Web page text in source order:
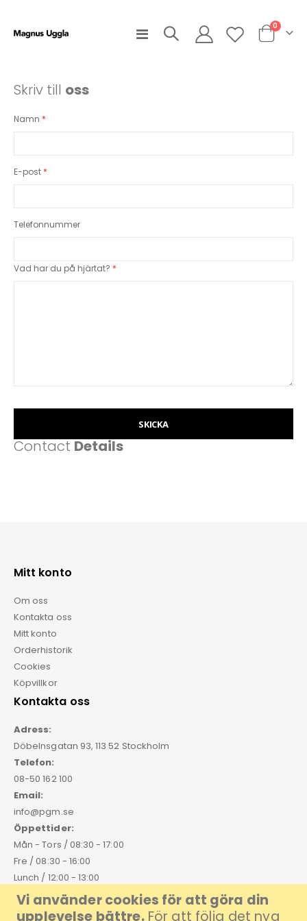
Vi använder cookies för att göra din
upplevelse bättre. För att följa det nya
Växla
Cart
0artiklar
Skriv till oss
Namn
E-post
Telefonnummer
Vad har du på hjärtat?
SKICKA
Contact Details
Mitt konto
Om oss
Kontakta oss
Mitt konto
Orderhistorik
Cookies
Köpvillkor
Kontakta oss
Adress:
Döbelnsgatan 93, 113 52 Stockholm
Telefon:
08-50 162 100
Email:
info@pgm.se
Öppettider:
Mån - Tors / 08:30 - 17:00
Fre / 08:30 - 16:00
Lunch / 12:00 - 13:00
GDPR